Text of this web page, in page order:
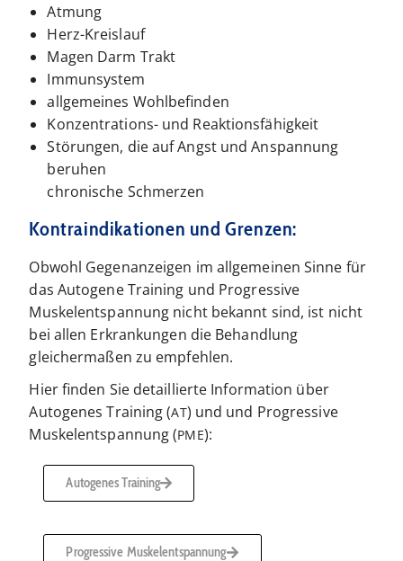
Atmung
Herz-​Kreislauf
Magen Darm Trakt
Immunsystem
allgemeines Wohlbefinden
Konzentrations- und Reaktionsfähigkeit
Störungen, die auf Angst und Anspannung
beruhen
chronische Schmerzen
Kontraindikationen und Grenzen:
Obwohl Gegenanzeigen im allgemeinen Sinne für
das Autogene Training und Progressive
Muskelentspannung nicht bekannt sind, ist nicht
bei allen Erkrankungen die Behandlung
gleichermaßen zu empfehlen.
Hier finden Sie detaillierte Information über
Autogenes Training (AT) und und Progressive
Muskelentspannung (PME):
Autogenes Training
Progressive Muskelentspannung